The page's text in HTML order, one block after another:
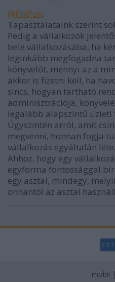
@PikPok:
Tapasztalataink szerint
Pedig a vállalkozók
bele vállalkozásába, ha
leginkább megfogadna
könyvelőt, mennyi az a
akkor is fizetni kell, ha
sincs, hogyan tartható
adminisztrációja,
legalább alapszintű üzleti
Úgyszintén arról, amit
megvenni, honnan fogja
vállalkozás egyáltalán
Ahhoz, hogy egy
egyforma fontossággal
egy asztal, mindegy,
onnantól az asztal
mobil |